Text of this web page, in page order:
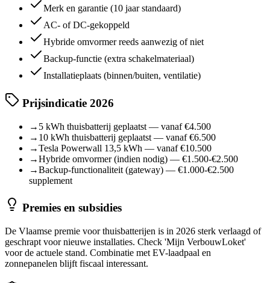
Merk en garantie (10 jaar standaard)
AC- of DC-gekoppeld
Hybride omvormer reeds aanwezig of niet
Backup-functie (extra schakelmateriaal)
Installatieplaats (binnen/buiten, ventilatie)
Prijsindicatie 2026
→ 5 kWh thuisbatterij geplaatst — vanaf €4.500
→ 10 kWh thuisbatterij geplaatst — vanaf €6.500
→Tesla Powerwall 13,5 kWh — vanaf €10.500
→Hybride omvormer (indien nodig) — €1.500-€2.500
→Backup-functionaliteit (gateway) — €1.000-€2.500
supplement
Premies en subsidies
De Vlaamse premie voor thuisbatterijen is in 2026 sterk verlaagd of
geschrapt voor nieuwe installaties. Check 'Mijn VerbouwLoket'
voor de actuele stand. Combinatie met EV-laadpaal en
zonnepanelen blijft fiscaal interessant.